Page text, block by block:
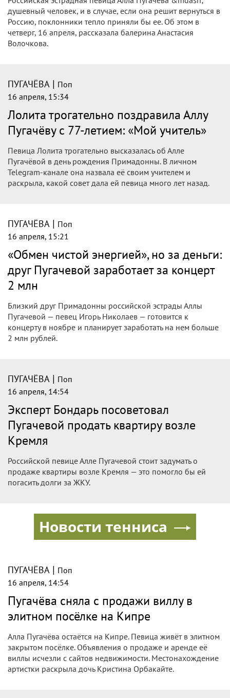
душевный человек, и в случае, если она решит вернуться в
Россию, поклонники тепло приняли бы ее. Об этом в
четверг, 16 апреля, рассказала балерина Анастасия
Волочкова.
ПУГАЧЁВА | Поп
16 апреля, 15:34
Лолита трогательно поздравила Аллу
Пугачёву с 77-летием: «Мой учитель»
Певица Лолита трогательно высказалась об Алле
Пугачёвой в день рождения Примадонны. В личном
Telegram-канале она назвала её своим учителем и
раскрыла, какой совет дала ей певица много лет назад.
ПУГАЧЁВА | Поп
16 апреля, 15:21
«Обмен чистой энергией», но за деньги:
друг Пугачевой заработает за концерт
2 млн
Близкий друг Примадонны российской эстрады Аллы
Пугачевой — певец Игорь Николаев — готовится к
концерту в ноябре и планирует заработать на нем больше
2 млн рублей.
ПУГАЧЁВА | Поп
16 апреля, 14:54
Эксперт Бондарь посоветовал
Пугачевой продать квартиру возле
Кремля
Российской певице Алле Пугачевой стоит задумать о
продаже квартиры возле Кремля — это помогло бы ей
погасить долги за ЖКУ.
ПУГАЧЁВА | Поп
16 апреля, 14:54
Пугачёва сняла с продажи виллу в
элитном посёлке на Кипре
Алла Пугачёва остаётся на Кипре. Певица живёт в элитном
закрытом посёлке. Объявления о продаже и аренде её
виллы исчезли с сайтов недвижимости. Местонахождение
артистки раскрыла дочь Кристина Орбакайте.
Новости тенниса